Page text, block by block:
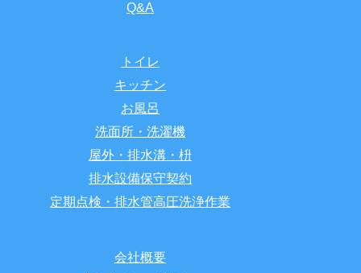
Q&A
トイレ
キッチン
お風呂
洗面所・洗濯機
屋外・排水溝・枡
排水設備保守契約
定期点検・排水管高圧洗浄作業
会社概要